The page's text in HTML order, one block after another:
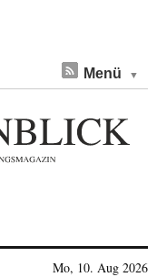
Menü
Mo, 10. Aug 2026